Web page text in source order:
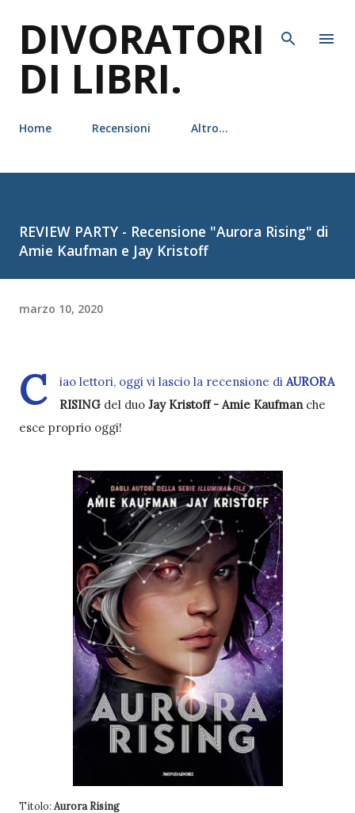
DIVORATORI
DI LIBRI.
Home Recensioni Altro…
REVIEW PARTY - Recensione "Aurora Rising" di
Amie Kaufman e Jay Kristoff
marzo 10, 2020
C iao lettori, oggi vi lascio la recensione di AURORA
RISING del duo Jay Kristoff - Amie Kaufman che
esce proprio oggi!
Titolo: Aurora Rising